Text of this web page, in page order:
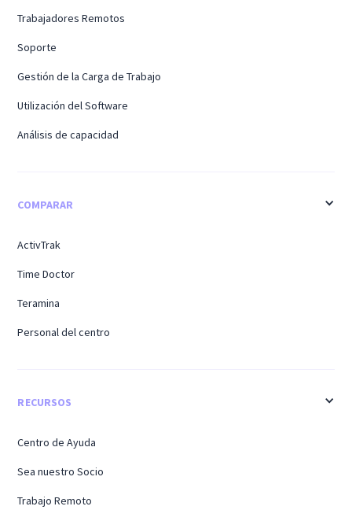
Trabajadores Remotos
Soporte
Gestión de la Carga de Trabajo
Utilización del Software
Análisis de capacidad
COMPARAR
ActivTrak
Time Doctor
Teramina
Personal del centro
RECURSOS
Centro de Ayuda
Sea nuestro Socio
Trabajo Remoto